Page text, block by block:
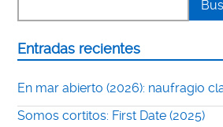
Entradas recientes
En mar abierto (2026): naufragio
Somos cortitos: First Date (2025)